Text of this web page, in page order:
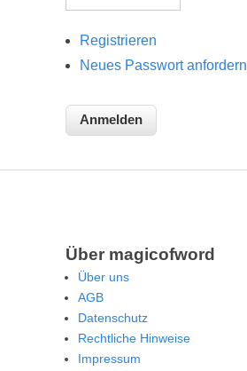
Registrieren
Neues Passwort anfordern
Über magicofword
Über uns
AGB
Datenschutz
Rechtliche Hinweise
Impressum